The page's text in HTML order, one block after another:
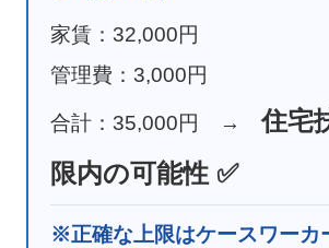
家賃：32,000円
管理費：3,000円
合計：35,000円 →住宅
限内の可能性 ✅
※正確な上限はケースワーカ